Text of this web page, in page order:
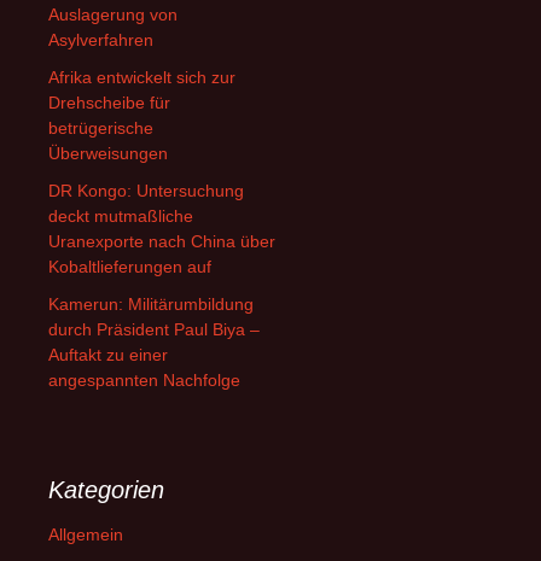
Auslagerung von
Asylverfahren
Afrika entwickelt sich zur
Drehscheibe für
betrügerische
Überweisungen
DR Kongo: Untersuchung
deckt mutmaßliche
Uranexporte nach China über
Kobaltlieferungen auf
Kamerun: Militärumbildung
durch Präsident Paul Biya –
Auftakt zu einer
angespannten Nachfolge
Kategorien
Allgemein